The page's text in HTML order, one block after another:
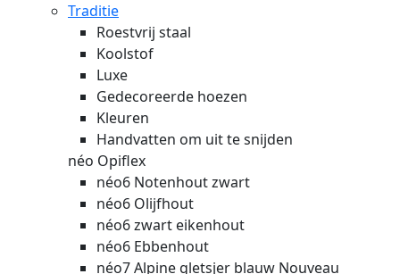
Traditie
Roestvrij staal
Koolstof
Luxe
Gedecoreerde hoezen
Kleuren
Handvatten om uit te snijden
néo Opiflex
néo6 Notenhout zwart
néo6 Olijfhout
néo6 zwart eikenhout
néo6 Ebbenhout
néo7 Alpine gletsjer blauw Nouveau